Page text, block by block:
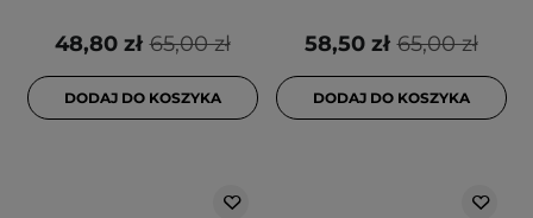
65,00 zł
48,80 zł
DODAJ DO KOSZYKA
65,00 zł
58,50 zł
DODAJ DO KOSZYKA